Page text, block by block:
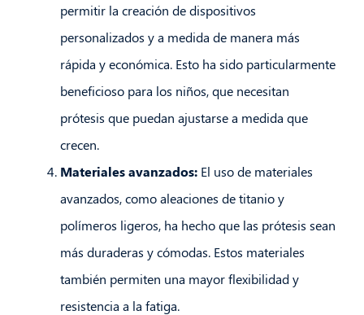
permitir la creación de dispositivos
personalizados y a medida de manera más
rápida y económica. Esto ha sido particularmente
beneficioso para los niños, que necesitan
prótesis que puedan ajustarse a medida que
crecen.
Materiales avanzados: El uso de materiales
avanzados, como aleaciones de titanio y
polímeros ligeros, ha hecho que las prótesis sean
más duraderas y cómodas. Estos materiales
también permiten una mayor flexibilidad y
resistencia a la fatiga.